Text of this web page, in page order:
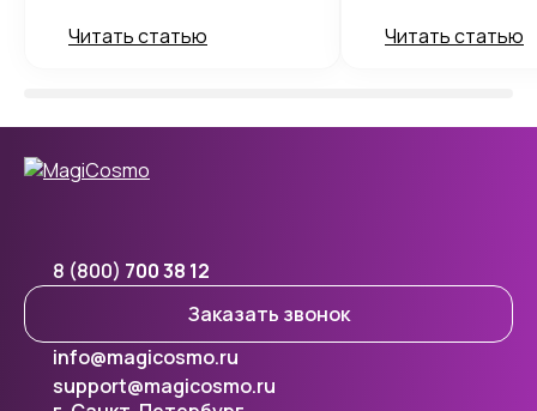
Читать статью Читать статью
8 (800) 700 38 12
Заказать звонок
info@magicosmo.ru
support@magicosmo.ru